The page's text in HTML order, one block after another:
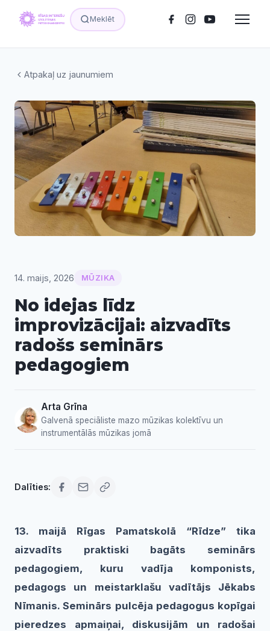
Meklēt
Atpakaļ uz jaunumiem
14. maijs, 2026 MŪZIKA
No idejas līdz
improvizācijai: aizvadīts
radošs seminārs
pedagogiem
Arta Grīna
Galvenā speciāliste mazo mūzikas kolektīvu un
instrumentālās mūzikas jomā
Dalīties:
13. maijā Rīgas Pamatskolā “Rīdze” tika
aizvadīts praktiski bagāts seminārs
pedagogiem, kuru vadīja komponists,
pedagogs un meistarklašu vadītājs Jēkabs
Nīmanis. Seminārs pulcēja pedagogus kopīgai
pieredzes apmaiņai, diskusijām un radošai